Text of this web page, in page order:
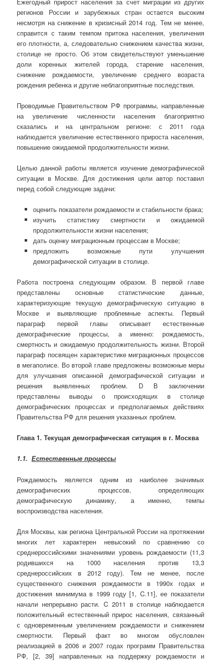
регионов России и зарубежных стран остается высоким
несмотря на снижение в кризисный 2014 год. Тем не менее,
справится с таким темпом притока населения, увеличения
его плотности, а, следовательно снижением качества жизни,
столице не просто. Об этом свидетельствуют уменьшение
доли коренных жителей города, старение населения,
снижение рождаемости, увеличение среднего возраста
рождения ребенка и другие неблагоприятные последствия.
Проводимые Правительством РФ программы, направленные
на увеличение численности населения благоприятно
сказались и на центральном регионе: с 2011 года
наблюдается увеличение естественного прироста населения,
повышение ожидаемой продолжительности жизни.
Целью данной работы является изучение демографической
ситуации в Москве. Для достижения цели автор поставил
перед собой следующие задачи:
оценить показатели рождаемости и стабильности брака;
изучить статистику смертности и ожидаемой
продолжительности жизни населения;
дать оценку миграционным процессам в Москве;
предложить возможные пути улучшения
демографической ситуации в столице.
Работа построена следующим образом. В первой главе
представлены основные статистические данные,
характеризующие текущую демографическую ситуацию в
Москве и выявляющие проблемные аспекты. Первый
параграф первой главы описывает естественные
демографические процессы, а именно: рождаемость,
смертность и ожидаемую продолжительность жизни. Второй
параграф посвящен характеристике миграционных процессов
в мегаполисе. Во второй главе предложены возможные меры
для улучшения описанной демографической ситуации и
решения выявленных проблем. D В заключении
представлены выводы о происходящих в столице
демографических процессах и предполагаемых действиях
Правительства РФ для решения указанных проблем.
Глава 1. Текущая демографическая ситуация в г. Москва
1.1.Естественные процессы
Рождаемость является одним из наиболее значимых
демографических процессов, определяющих
демографическую динамику, а именно, темпы
воспроизводства населения.
Для Москвы, как региона Центральной России на протяжении
многих лет характерен невысокий по сравнению со
среднероссийскими значениями уровень рождаемости (11,3
родившихся на 1000 населения против 13,3
среднероссийских в 2012 году). Тем не менее, после
существенного снижения рождаемости в 1990х годах и
достижения минимума в 1999 году [1, C.11], ее показатели
начали непрерывно расти. C 2011 в столице наблюдается
положительный естественный прирос населения, связанный
с одновременным увеличением рождаемости и снижением
смертности. Первый факт во многом обусловлен
реализацией в 2006 и 2007 годах программ Правительства
РФ, [2, 39] направленных на поддержку рождаемости и